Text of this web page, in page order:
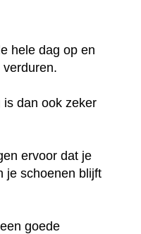
hele dag op en
is dan ook zeker
ervoor dat je
je schoenen blijft
goede